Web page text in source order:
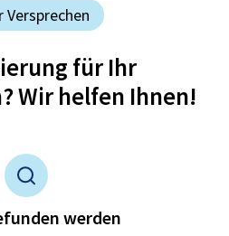
Versprechen
für Ihr
Wir helfen Ihnen!
werden